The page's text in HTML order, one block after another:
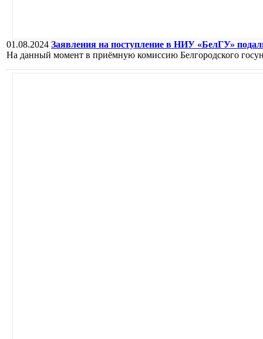
01.08.2024 Заявления на поступление в НИУ «БелГУ»
На данный момент в приёмную комиссию Белгородского